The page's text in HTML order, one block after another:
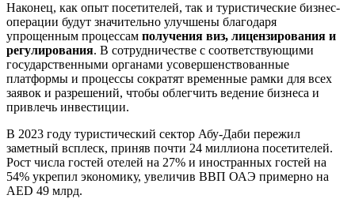
Наконец, как опыт посетителей, так и туристические бизнес-
операции будут значительно улучшены благодаря
упрощенным процессам получения виз, лицензирования и
регулирования. В сотрудничестве с соответствующими
государственными органами усовершенствованные
платформы и процессы сократят временные рамки для всех
заявок и разрешений, чтобы облегчить ведение бизнеса и
привлечь инвестиции.
В 2023 году туристический сектор Абу-Даби пережил
заметный всплеск, приняв почти 24 миллиона посетителей.
Рост числа гостей отелей на 27% и иностранных гостей на
54% укрепил экономику, увеличив ВВП ОАЭ примерно на
AED 49 млрд.